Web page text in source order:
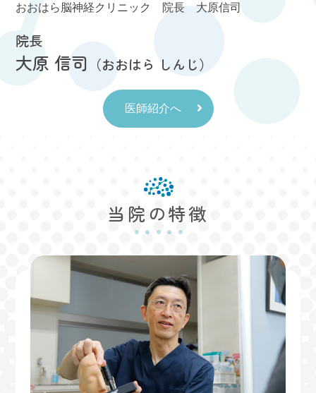
使用法についてはサイト
をご参照ください。
PCの方は
ます
予約の際に必要となる「再診コード」は
お知らせ
重要なお知らせ
電子カルテシステムの更新に関する研修のため以下
の時間は診療ができなくなります
11/28（金） 12:30～14:00
ご迷惑をおかけいたしますがご理解の程よろしくお
願いいたします
おおはら脳神経クリニック 院長 大原信司
院長
大原 信司 （おおはら しんじ）
医師紹介へ
当院の特徴